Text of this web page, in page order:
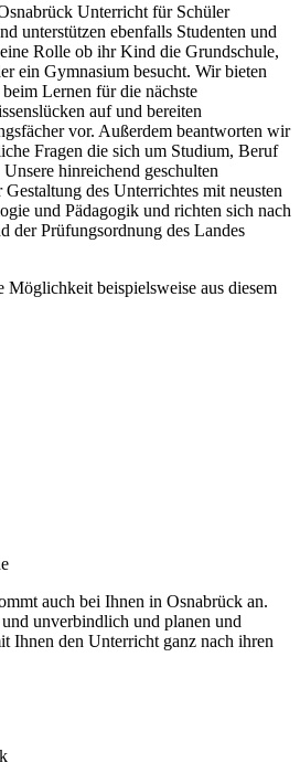
Unterricht für Schüler
unterstützen ebenfalls Studenten und
Rolle ob ihr Kind die Grundschule,
ein Gymnasium besucht. Wir bieten
Lernen für die nächste
auf und bereiten
vor. Außerdem beantworten wir
Fragen die sich um Studium, Beruf
hinreichend geschulten
des Unterrichtes mit neusten
und Pädagogik und richten sich nach
der Prüfungsordnung des Landes
Möglichkeit beispielsweise aus diesem
auch bei Ihnen in Osnabrück an.
unverbindlich und planen und
Ihnen den Unterricht ganz nach ihren